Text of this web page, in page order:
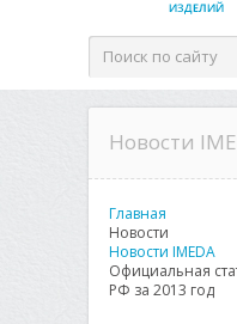
Новости
Главная
Новости
Новости IMEDA
Официальная
РФ за 2013 год